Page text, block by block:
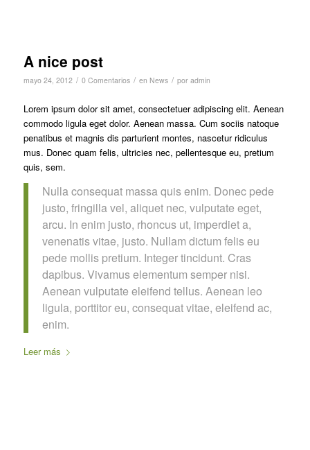
A nice post
mayo 24, 2012 / 0 Comentarios / en News / por admin
Lorem ipsum dolor sit amet, consectetuer adipiscing elit. Aenean
commodo ligula eget dolor. Aenean massa. Cum sociis natoque
penatibus et magnis dis parturient montes, nascetur ridiculus
mus. Donec quam felis, ultricies nec, pellentesque eu, pretium
quis, sem.
Nulla consequat massa quis enim. Donec pede
justo, fringilla vel, aliquet nec, vulputate eget,
arcu. In enim justo, rhoncus ut, imperdiet a,
venenatis vitae, justo. Nullam dictum felis eu
pede mollis pretium. Integer tincidunt. Cras
dapibus. Vivamus elementum semper nisi.
Aenean vulputate eleifend tellus. Aenean leo
ligula, porttitor eu, consequat vitae, eleifend ac,
enim.
Leer más